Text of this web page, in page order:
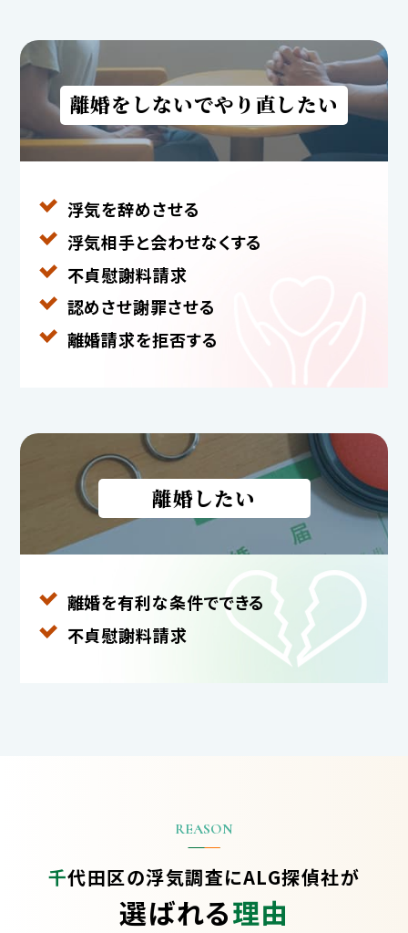
離婚をしないでやり直したい
浮気を辞めさせる
浮気相手と会わせなくする
不貞慰謝料請求
認めさせ謝罪させる
離婚請求を拒否する
離婚したい
離婚を有利な条件でできる
不貞慰謝料請求
千代田区の浮気調査にALG探偵社が
選ばれる理由